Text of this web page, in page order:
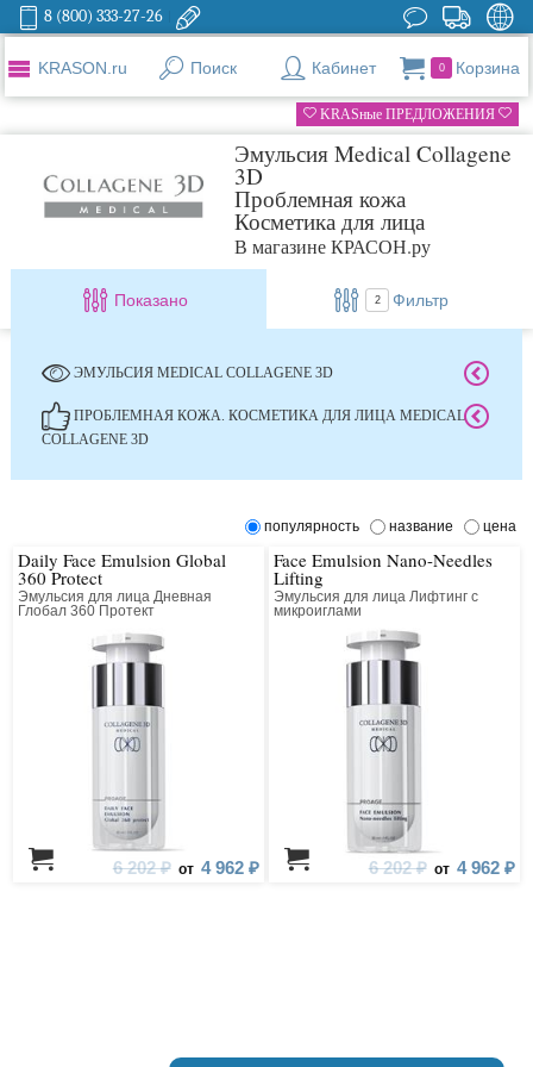
8 (800) 333-27-26
KRASON.ru Поиск Кабинет 0 Корзина
KRASные ПРЕДЛОЖЕНИЯ
Эмульсия Medical Collagene
3D
Проблемная кожа
Косметика для лица
В магазине КРАСОН.ру
Показано 2 Фильтр
ЭМУЛЬСИЯ MEDICAL COLLAGENE 3D
ПРОБЛЕМНАЯ КОЖА. КОСМЕТИКА ДЛЯ ЛИЦА MEDICAL
COLLAGENE 3D
популярность название цена
Daily Face Emulsion Global
360 Protect
Эмульсия для лица Дневная
Глобал 360 Протект
6 202 ₽ от 4 962 ₽
Face Emulsion Nano-Needles
Lifting
Эмульсия для лица Лифтинг с
микроиглами
6 202 ₽ от 4 962 ₽